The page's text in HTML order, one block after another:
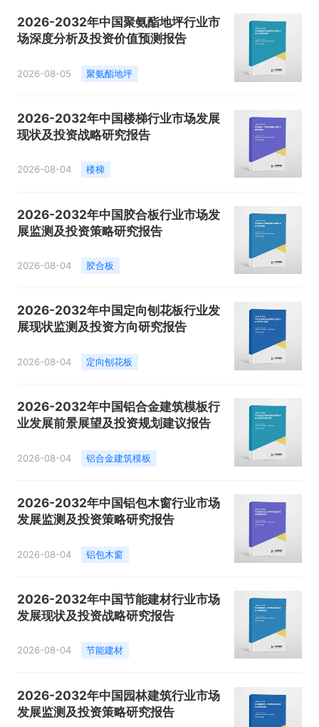
2026-2032年中国聚氨酯地坪行业市
场深度分析及投资价值预测报告
2026-08-05 聚氨酯地坪
2026-2032年中国楼梯行业市场发展
现状及投资战略研究报告
2026-08-04 楼梯
2026-2032年中国胶合板行业市场发
展监测及投资策略研究报告
2026-08-04 胶合板
2026-2032年中国定向刨花板行业发
展现状监测及投资方向研究报告
2026-08-04 定向刨花板
2026-2032年中国铝合金建筑模板行
业发展前景展望及投资规划建议报告
2026-08-04 铝合金建筑模板
2026-2032年中国铝包木窗行业市场
发展监测及投资策略研究报告
2026-08-04 铝包木窗
2026-2032年中国节能建材行业市场
发展现状及投资战略研究报告
2026-08-04 节能建材
2026-2032年中国园林建筑行业市场
发展监测及投资策略研究报告